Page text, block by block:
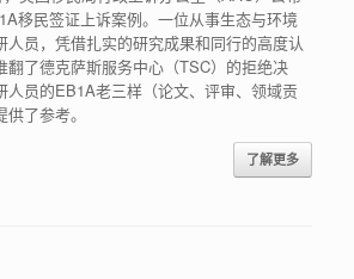
移民签证上诉案例。一位从事生态与环境
人员，凭借扎实的研究成果和同行的高度认
翻了德克萨斯服务中心（TSC）的拒绝决
人员的EB1A老三样（论文、评审、领域贡
了参考。
了解更多